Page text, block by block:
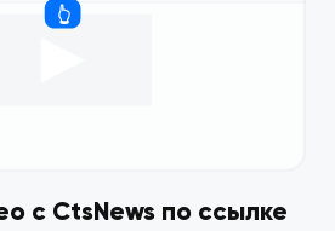
с CtsNews по ссылке